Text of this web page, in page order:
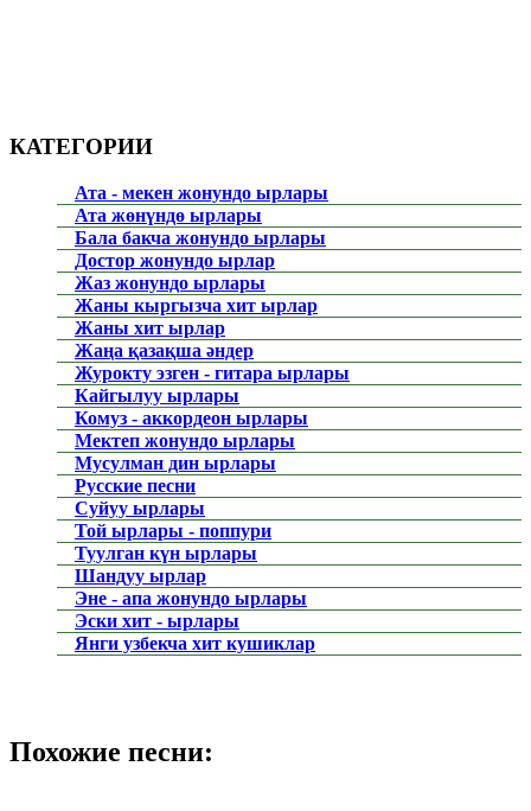
КАТЕГОРИИ
Ата - мекен жонундо ырлары
Ата жөнүндө ырлары
Бала бакча жонундо ырлары
Достор жонундо ырлар
Жаз жонундо ырлары
Жаны кыргызча хит ырлар
Жаны хит ырлар
Жаңа қазақша әндер
Журокту эзген - гитара ырлары
Кайгылуу ырлары
Комуз - аккордеон ырлары
Мектеп жонундо ырлары
Мусулман дин ырлары
Русские песни
Суйуу ырлары
Той ырлары - поппури
Туулган күн ырлары
Шандуу ырлар
Эне - апа жонундо ырлары
Эски хит - ырлары
Янги узбекча хит кушиклар
Похожие песни: